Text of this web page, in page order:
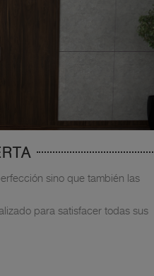
sino que también las
para satisfacer todas sus